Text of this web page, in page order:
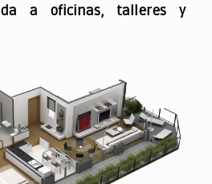
a oficinas, talleres y